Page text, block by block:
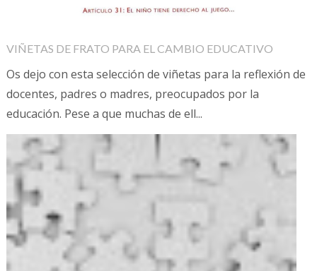
VIÑETAS DE FRATO PARA EL CAMBIO EDUCATIVO
Os dejo con esta selección de viñetas para la reflexión de
docentes, padres o madres, preocupados por la
educación. Pese a que muchas de ell...